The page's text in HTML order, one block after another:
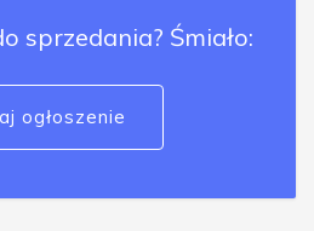
sprzedania? Śmiało:
ogłoszenie